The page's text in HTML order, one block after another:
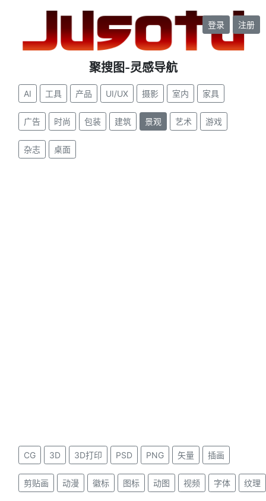
登录 注册
聚搜图-灵感导航
AI 工具 产品 UI/UX 摄影 室内 家具
广告 时尚 包装 建筑 景观 艺术 游戏
杂志 桌面
CG 3D 3D打印 PSD PNG 矢量 插画
剪贴画 动漫 徽标 图标 动图 视频 字体 纹理